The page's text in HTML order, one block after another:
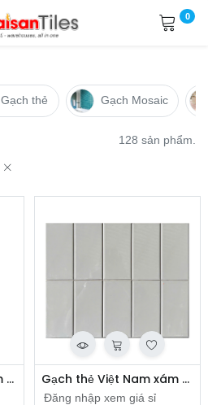
0
Gạch thẻ Gạch Mosaic
128 sản phẩm.
Gạch thẻ Việt Nam xám bóng KT 75x150mm mã loại 1 mã STA75153-B Gạch thẻ Việt Nam xám bóng phẳng KT 75x150mm loại 1 mã FA0306P
Đăng nhập xem giá sỉ